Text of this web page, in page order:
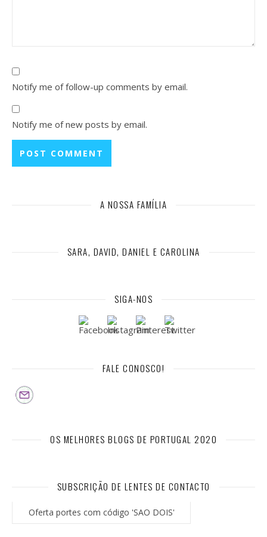
Notify me of follow-up comments by email.
Notify me of new posts by email.
A NOSSA FAMÍLIA
SARA, DAVID, DANIEL E CAROLINA
SIGA-NOS
FALE CONOSCO!
OS MELHORES BLOGS DE PORTUGAL 2020
SUBSCRIÇÃO DE LENTES DE CONTACTO
Oferta portes com código 'SAO DOIS'